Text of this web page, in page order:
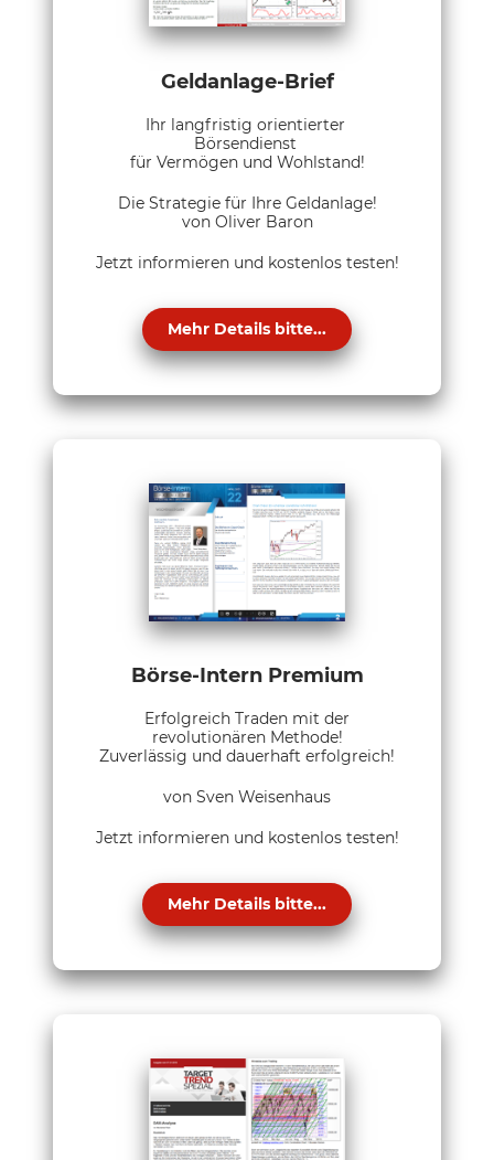
Geldanlage-Brief
Ihr langfristig orientierter
Börsendienst
für Vermögen und Wohlstand!
Die Strategie für Ihre Geldanlage!
von Oliver Baron
Jetzt informieren und kostenlos testen!
Mehr Details bitte...
Börse-Intern Premium
Erfolgreich Traden mit der
revolutionären Methode!
Zuverlässig und dauerhaft erfolgreich!
von Sven Weisenhaus
Jetzt informieren und kostenlos testen!
Mehr Details bitte...